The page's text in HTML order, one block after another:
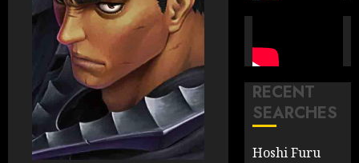
RECENT
SEARCHES
Hoshi Furu